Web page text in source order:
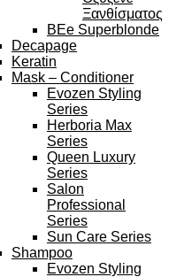
Ξανθίσματος
BEe Superblonde
Decapage
Keratin
Mask – Conditioner
Evozen Styling
Series
Herboria Max
Series
Queen Luxury
Series
Salon
Professional
Series
Sun Care Series
Shampoo
Evozen Styling